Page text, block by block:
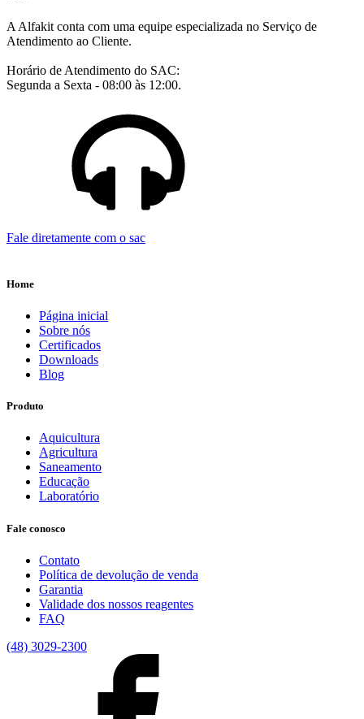
A Alfakit conta com uma equipe especializada no Serviço de
Atendimento ao Cliente.
Horário de Atendimento do SAC:
Segunda a Sexta - 08:00 às 12:00.
Fale diretamente com o sac
Home
Página inicial
Sobre nós
Certificados
Downloads
Blog
Produto
Aquicultura
Agricultura
Saneamento
Educação
Laboratório
Fale conosco
Contato
Política de devolução de venda
Garantia
Validade dos nossos reagentes
FAQ
(48) 3029-2300